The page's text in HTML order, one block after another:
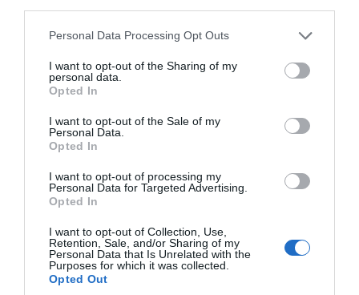
Please note that this website/app uses one or more Google
not limited to your visit or usage behaviour. You may click to
grant or deny consent to Google and its third-party tags to
use your data for below specified purposes in below Google
consent section.
Personal Data Processing Opt Outs
I want to opt-out of the Sharing of my
personal data.
Opted In
I want to opt-out of the Sale of my
Personal Data.
Opted In
I want to opt-out of processing my
Personal Data for Targeted Advertising.
Opted In
I want to opt-out of Collection, Use,
Retention, Sale, and/or Sharing of my
Personal Data that Is Unrelated with the
Purposes for which it was collected.
Opted Out
ΔΙΑΒΑΣΤΕ ΕΠΙΣΗΣ
Νέα εποχή για την Εύβοια: Μονοπάτια μέσα σε